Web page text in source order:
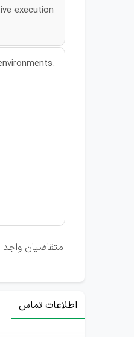
execution
متقاضیان واجد
اطلاعات تماس